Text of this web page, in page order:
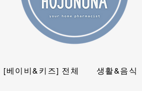
[베이비&키즈] 전체 생활&음식